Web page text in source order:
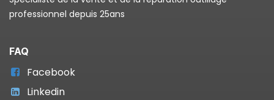
professionnel depuis 25ans
FAQ
Facebook
Linkedin